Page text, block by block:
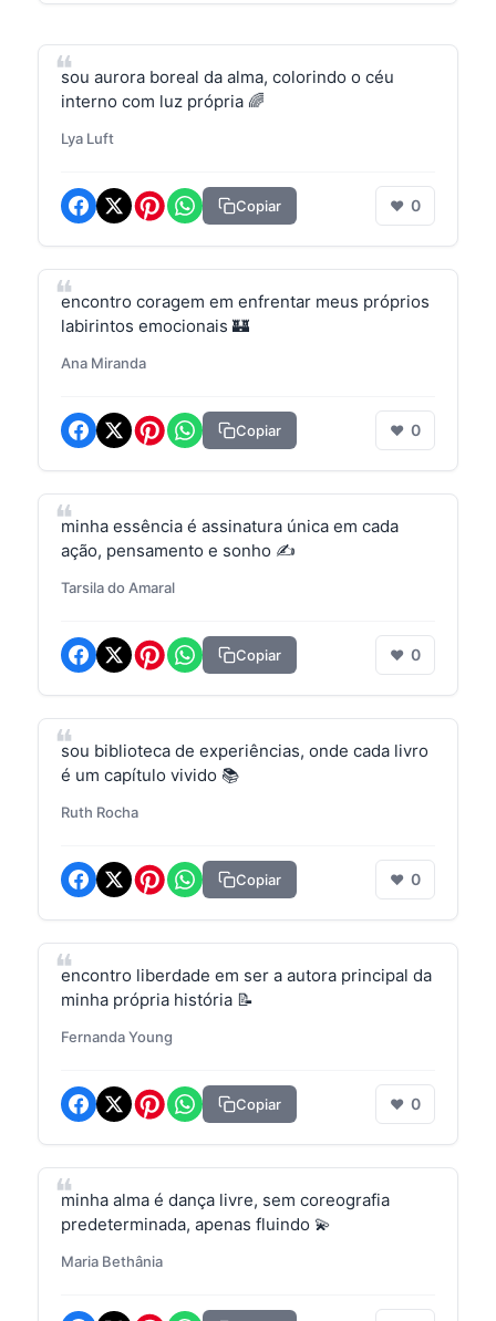
sou aurora boreal da alma, colorindo o céu
interno com luz própria 🌈
Lya Luft
Copiar ❤ 0
encontro coragem em enfrentar meus próprios
labirintos emocionais 🏰
Ana Miranda
Copiar ❤ 0
minha essência é assinatura única em cada
ação, pensamento e sonho ✍️
Tarsila do Amaral
Copiar ❤ 0
sou biblioteca de experiências, onde cada livro
é um capítulo vivido 📚
Ruth Rocha
Copiar ❤ 0
encontro liberdade em ser a autora principal da
minha própria história 📝
Fernanda Young
Copiar ❤ 0
minha alma é dança livre, sem coreografia
predeterminada, apenas fluindo 💫
Maria Bethânia